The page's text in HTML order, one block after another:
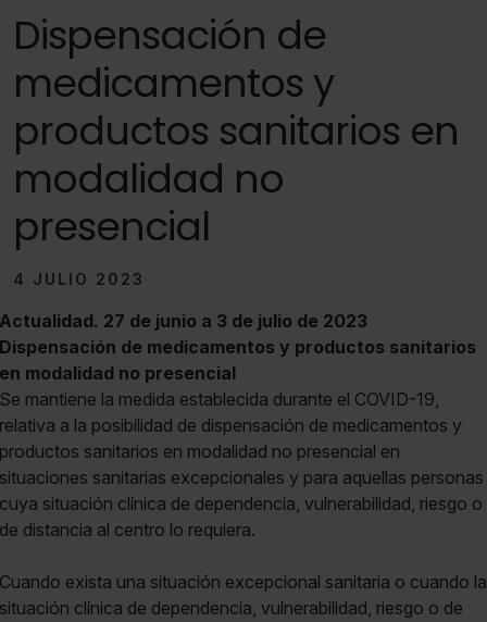
Dispensación de
medicamentos y
productos sanitarios en
modalidad no
presencial
4 JULIO 2023
Actualidad. 27 de junio a 3 de julio de 2023
Dispensación de medicamentos y productos sanitarios
en modalidad no presencial
Se mantiene la medida establecida durante el COVID-19,
relativa a la posibilidad de dispensación de medicamentos y
productos sanitarios en modalidad no presencial en
situaciones sanitarias excepcionales y para aquellas personas
cuya situación clínica de dependencia, vulnerabilidad, riesgo o
de distancia al centro lo requiera.
Cuando exista una situación excepcional sanitaria o cuando la
situación clínica de dependencia, vulnerabilidad, riesgo o de